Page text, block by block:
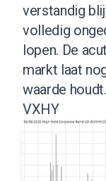
verstandig
volledig
lopen. De
markt laat
waarde houdt.
VXHY